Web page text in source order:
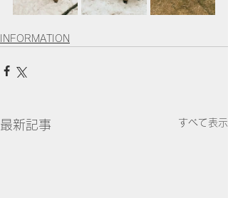
INFORMATION
最新記事 すべて表示